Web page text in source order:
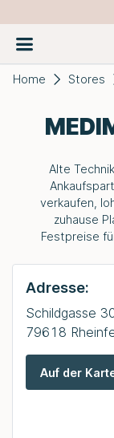
Home Stores
Alte
verkaufen,
zuhause
Festpreise
Adresse:
Schildgasse
79618
Auf der